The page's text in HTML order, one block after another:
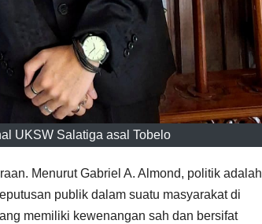
UKSW Salatiga asal Tobelo
Menurut Gabriel A. Almond, politik adalah
publik dalam suatu masyarakat di
memiliki kewenangan sah dan bersifat